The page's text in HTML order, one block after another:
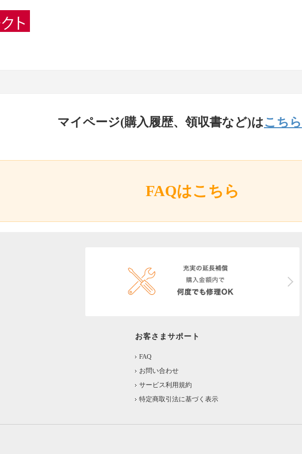
マイページ(購入履歴、領収書など)はこちら
FAQはこちら
お客さまサポート
FAQ
お問い合わせ
サービス利用規約
特定商取引法に基づく表示